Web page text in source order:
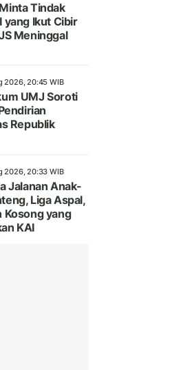
Tindak
yang Ikut Cibir
Meninggal
2026, 20:45 WIB
UMJ Soroti
Republik
2026, 20:33 WIB
Jalanan Anak-
Liga Aspal,
Kosong yang
KAI